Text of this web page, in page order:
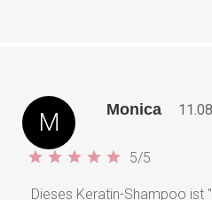
M Monica
5/5
Dieses Keratin-Shampoo ist